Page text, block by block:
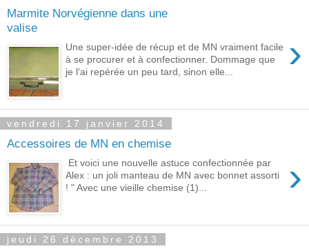
Marmite Norvégienne dans une
valise
›
Une super-idée de récup et de MN vraiment facile
à se procurer et à confectionner. Dommage que
je l'ai repérée un peu tard, sinon elle...
vendredi 17 janvier 2014
Accessoires de MN en chemise
›
Et voici une nouvelle astuce confectionnée par
Alex : un joli manteau de MN avec bonnet assorti
! " Avec une vieille chemise (1)...
jeudi 26 décembre 2013